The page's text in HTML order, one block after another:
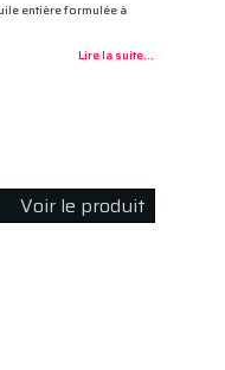
entière formulée à
Lire la suite...
Voir le produit